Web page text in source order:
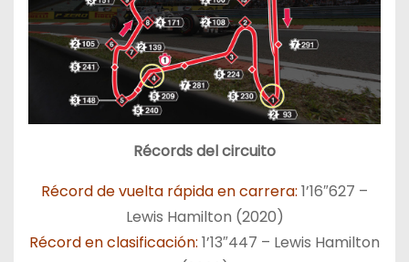
Récords del circuito
Récord de vuelta rápida en carrera: 1’16″627 –
Lewis Hamilton (2020)
Récord en clasificación: 1’13″447 – Lewis Hamilton